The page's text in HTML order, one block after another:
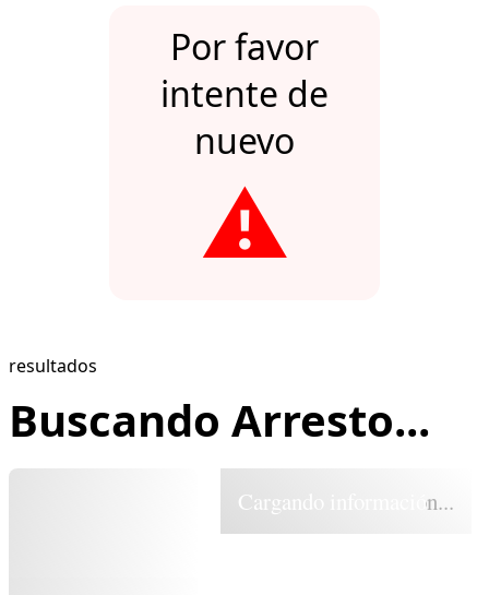
Por favor
intente de
nuevo
⚠️
resultados
Buscando Arresto...
Cargando información...